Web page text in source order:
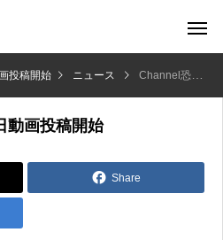
投稿開始 ニュース Channel恐怖 夏の毎日動画投稿開始
動画投稿開始
Share